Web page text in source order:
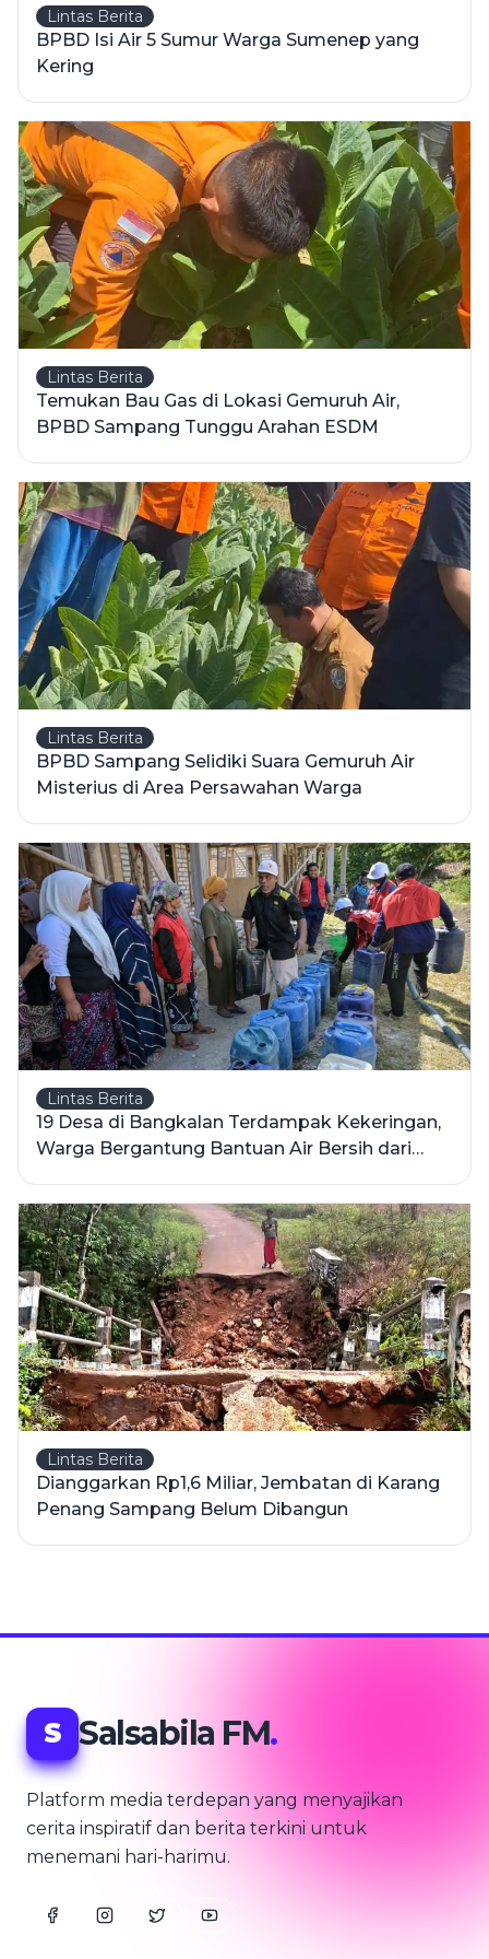
Lintas Berita
BPBD Isi Air 5 Sumur Warga Sumenep yang
Kering
Lintas Berita
Temukan Bau Gas di Lokasi Gemuruh Air,
BPBD Sampang Tunggu Arahan ESDM
Lintas Berita
BPBD Sampang Selidiki Suara Gemuruh Air
Misterius di Area Persawahan Warga
Lintas Berita
19 Desa di Bangkalan Terdampak Kekeringan,
Warga Bergantung Bantuan Air Bersih dari
Lintas Berita
Dianggarkan Rp1,6 Miliar, Jembatan di Karang
Penang Sampang Belum Dibangun
S Salsabila FM.
Platform media terdepan yang menyajikan
cerita inspiratif dan berita terkini untuk
menemani hari-harimu.